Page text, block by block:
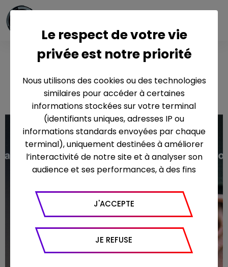
Le grand
Charles
Le respect de votre vie
privée est notre priorité
Nous utilisons des cookies ou des technologies
similaires pour accéder à certaines
informations stockées sur votre terminal
(identifiants uniques, adresses IP ou
informations standards envoyées par chaque
terminal), uniquement destinées à améliorer
l’interactivité de notre site et à analyser son
audience et ses performances, à des fins
Google Analytics pour générer des rapports
sur le trafic (nombre de visites, temps passé
sur le site, nombre de pages vues en moyenne,
appareil et navigateur utilisé, emplacement
géographique), l’origine du trafic et la
J'ACCEPTE
JE REFUSE